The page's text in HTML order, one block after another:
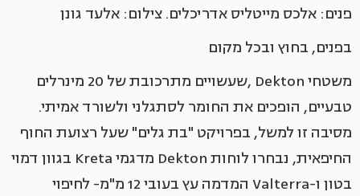
פנים: אלכס מייטליס אדריכלים. צילום: אלעד גונן
בפנים, בחוץ ובכל מקום
משטחי Dekton ,שעשויים מתרכובת של 20 מינרלים
טבעיים, הופכים את החומר לסתגלני ולשורד אמיתי.
מסיבה זו למשל, בפרויקט "בת גלים" שעל רצועת החוף
החיפאית, נבחרו לוחות Dekton מדגמי Kreta בגוון דמוי
בטון ו-Valterra המדמה עץ בעובי 12 מ"מ- לחיפוי